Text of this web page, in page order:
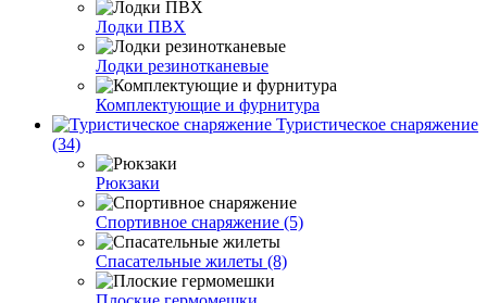
Лодки ПВХ
Лодки резинотканевые
Комплектующие и фурнитура
Туристическое снаряжение
(34)
Рюкзаки
Спортивное снаряжение (5)
Спасательные жилеты (8)